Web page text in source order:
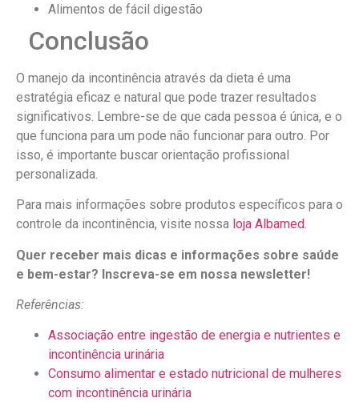
Alimentos de fácil digestão
Conclusão
O manejo da incontinência através da dieta é uma
estratégia eficaz e natural que pode trazer resultados
significativos. Lembre-se de que cada pessoa é única, e o
que funciona para um pode não funcionar para outro. Por
isso, é importante buscar orientação profissional
personalizada.
Para mais informações sobre produtos específicos para o
controle da incontinência, visite nossa loja Albamed.
Quer receber mais dicas e informações sobre saúde
e bem-estar? Inscreva-se em nossa newsletter!
Referências:
Associação entre ingestão de energia e nutrientes e
incontinência urinária
Consumo alimentar e estado nutricional de mulheres
com incontinência urinária